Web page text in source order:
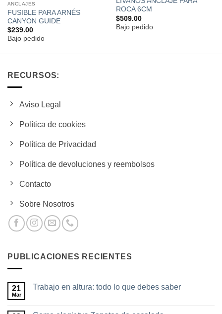
ANCLAJES
FUSIBLE PARA ARNÉS
CANYON GUIDE
$239.00
Bajo pedido
ROCA 6CM
$509.00
Bajo pedido
RECURSOS:
Aviso Legal
Política de cookies
Política de Privacidad
Política de devoluciones y reembolsos
Contacto
Sobre Nosotros
PUBLICACIONES RECIENTES
21
Mar
Trabajo en altura: todo lo que debes saber